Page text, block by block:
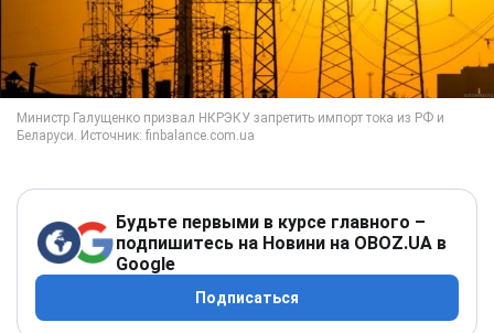
Будьте первыми в курсе главного –
подпишитесь на Новини на OBOZ.UA в
Google
Подписаться